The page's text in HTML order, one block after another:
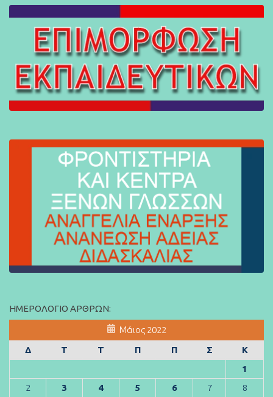
ΗΜΕΡΟΛΌΓΙΟ ΆΡΘΡΩΝ:
Μάιος 2022
Δ
Τ Τ Π Π Σ
Κ
1
2
3 4 5 6 7 8